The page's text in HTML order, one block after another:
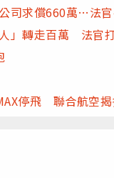
司求償660萬…法
」轉走百萬 法官
停飛 聯合航空揭